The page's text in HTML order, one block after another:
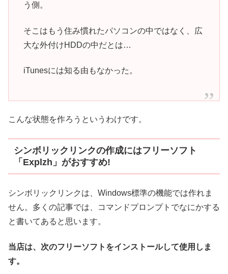
う側。
そこはもう住み慣れたパソコンの中ではなく、広
大な外付けHDDの中だとは…
iTunesには知る由もなかった。
こんな状態を作ろうというわけです。
シンボリックリンクの作成にはフリーソフト
「Explzh」がおすすめ!
シンボリックリンクは、Windows標準の機能では作れま
せん。多くの記事では、コマンドプロンプトでなにかする
と書いてあると思います。
当店は、次のフリーソフトをインストールして使用しま
す。